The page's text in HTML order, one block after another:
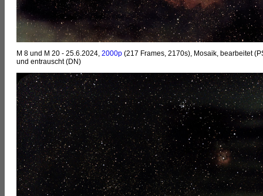
M 8 und M 20 - 25.6.2024, 2000p (217 Frames, 2170s), Mosaik, bearbeitet
und entrauscht (DN)